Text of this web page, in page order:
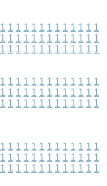
1 1 1 1 1 1 1 1 1 1 1 1 1
1 1 1 1 1 1 1 1 1 1 1 1 1
1 1 1 1 1 1 1 1 1 1 1 1 1
1 1 1 1 1 1 1 1 1 1 1 1 1
1 1 1 1 1 1 1 1 1 1 1 1 1
1 1 1 1 1 1 1 1 1 1 1 1 1
1 1 1 1 1 1 1 1 1 1 1 1 1
1 1 1 1 1 1 1 1 1 1 1 1 1
1 1 1 1 1 1 1 1 1 1 1 1 1